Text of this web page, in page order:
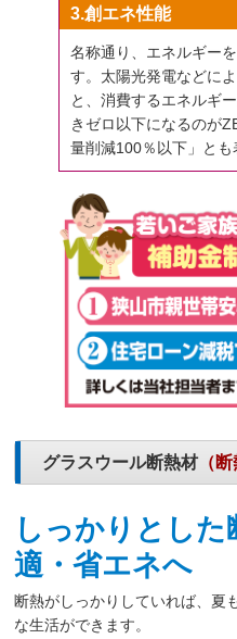
3.創エネ性能
名称通り、エネルギー
す。太陽光発電などに
と、消費するエネルギ
きゼロ以下になるのが
量削減100％以下」とも
グラスウール断熱材（断
しっかりとした
適・省エネへ
断熱がしっかりしていれば、夏
な生活ができます。